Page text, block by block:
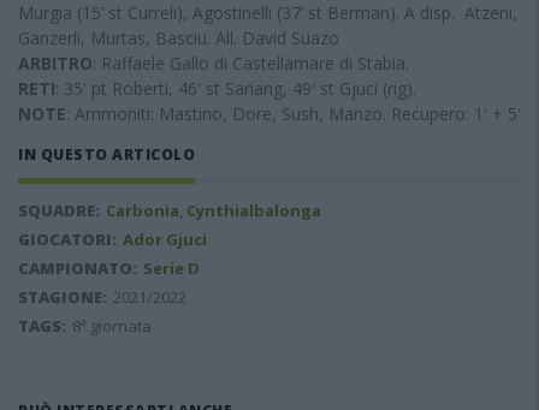
Murgia (15’ st Curreli), Agostinelli (37’ st Berman). A disp. Atzeni,
Ganzerli, Murtas, Basciu. All. David Suazo
ARBITRO: Raffaele Gallo di Castellamare di Stabia.
RETI: 35' pt Roberti, 46′ st Sariang, 49′ st Gjuci (rig).
NOTE: Ammoniti: Mastino, Dore, Sush, Manzo. Recupero: 1' + 5'
IN QUESTO ARTICOLO
SQUADRE: Carbonia, Cynthialbalonga
GIOCATORI: Ador Gjuci
CAMPIONATO: Serie D
STAGIONE: 2021/2022
TAGS: 8ª giornata